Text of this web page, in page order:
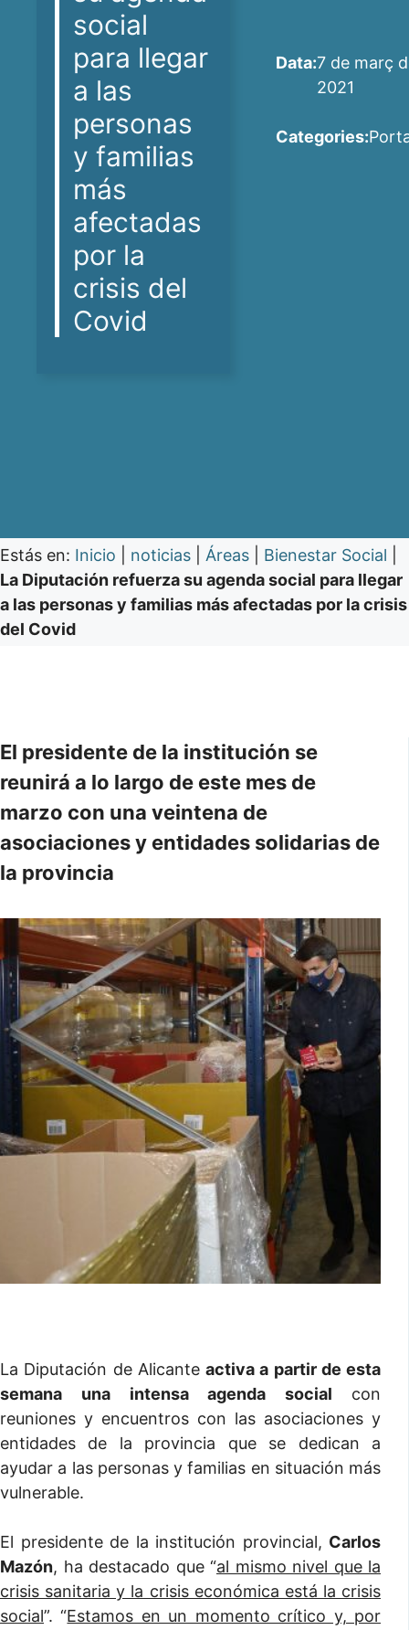
social
para llegar
a las
personas
y familias
más
afectadas
por la
crisis del
Covid
Data:7 de març
2021
Categories:
Estás en: Inicio noticias Áreas Bienestar Social
La Diputación refuerza su agenda social para llegar
a las personas y familias más afectadas por la crisis
del Covid
El presidente de la institución se
reunirá a lo largo de este mes de
marzo con una veintena de
asociaciones y entidades solidarias de
la provincia
La Diputación de Alicante activa a partir de esta
semana una intensa agenda social con
reuniones y encuentros con las asociaciones y
entidades de la provincia que se dedican a
ayudar a las personas y familias en situación más
vulnerable.
El presidente de la institución provincial, Carlos
Mazón, ha destacado que “al mismo nivel que la
crisis sanitaria y la crisis económica está la crisis
social”. “Estamos en un momento crítico y, por